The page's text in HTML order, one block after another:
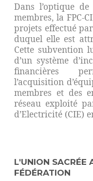
Dans l’optique
membres, la FPC-
projets effectué
duquel elle est
Cette subvention
d’un système
financières
l’acquisition
membres et des
réseau exploité
d’Electricité (CIE)
L'UNION SACRÉE
FÉDÉRATION